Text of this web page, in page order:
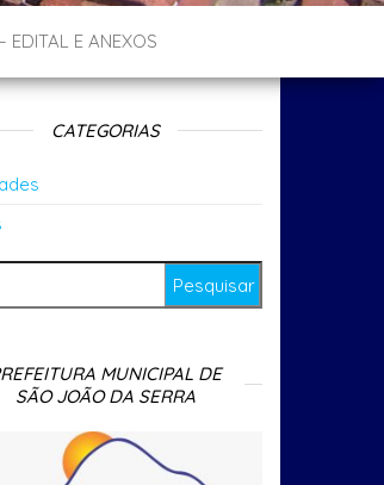
EDITAL E ANEXOS
CATEGORIAS
MUNICIPAL DE
SÃO JOÃO DA SERRA